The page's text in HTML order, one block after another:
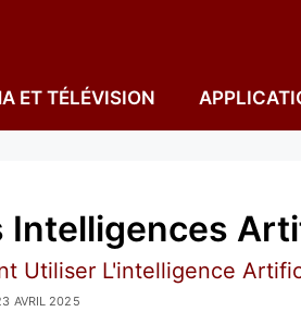
ET TÉLÉVISION
Intelligences
Utiliser L'intelligence
AVRIL 2025